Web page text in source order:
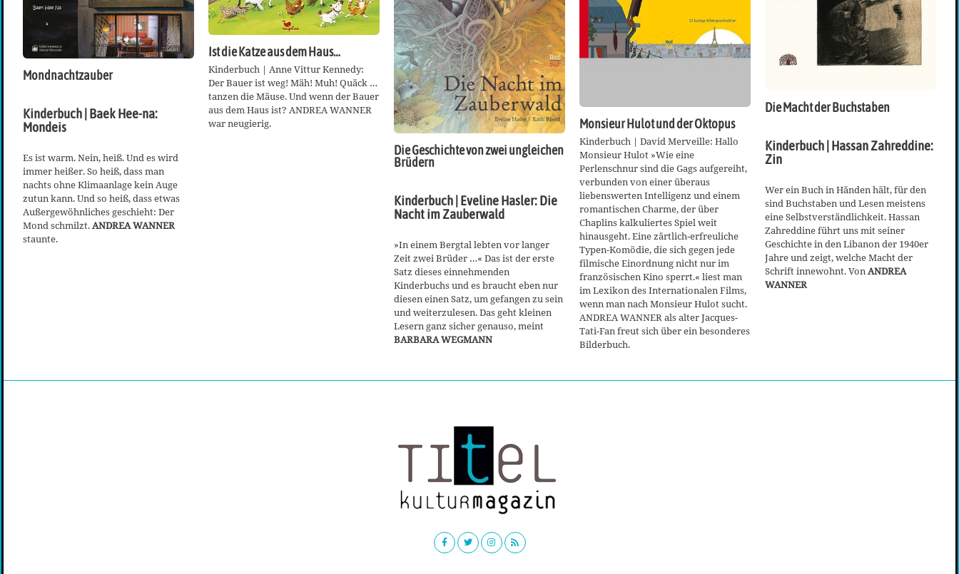
Mondnachtzauber
Kinderbuch | Baek Hee-na:
Mondeis
Es ist warm. Nein, heiß. Und es wird
immer heißer. So heiß, dass man
nachts ohne Klimaanlage kein Auge
zutun kann. Und so heiß, dass etwas
Außergewöhnliches geschieht: Der
Mond schmilzt.ANDREA WANNER
staunte.
Ist die Katze aus dem Haus…
Kinderbuch | Anne Vittur Kennedy:
Der Bauer ist weg! Mäh! Muh! Quäck …
tanzen die Mäuse. Und wenn der Bauer
aus dem Haus ist? ANDREA WANNER
war neugierig.
Die Geschichte von zwei ungleichen
Brüdern
Kinderbuch | Eveline Hasler: Die
Nacht im Zauberwald
»In einem Bergtal lebten vor langer
Zeit zwei Brüder …« Das ist der erste
Satz dieses einnehmenden
Kinderbuchs und es braucht eben nur
diesen einen Satz, um gefangen zu sein
und weiterzulesen. Das geht kleinen
Lesern ganz sicher genauso, meint
BARBARA WEGMANN
Monsieur Hulot und der Oktopus
Kinderbuch | David Merveille: Hallo
Monsieur Hulot »Wie eine
Perlenschnur sind die Gags aufgereiht,
verbunden von einer überaus
liebenswerten Intelligenz und einem
romantischen Charme, der über
Chaplins kalkuliertes Spiel weit
hinausgeht. Eine zärtlich-erfreuliche
Typen-Komödie, die sich gegen jede
filmische Einordnung nicht nur im
französischen Kino sperrt.« liest man
im Lexikon des Internationalen Films,
wenn man nach Monsieur Hulot sucht.
ANDREA WANNER als alter Jacques-
Tati-Fan freut sich über ein besonderes
Bilderbuch.
Die Macht der Buchstaben
Kinderbuch | Hassan Zahreddine:
Zin
Wer ein Buch in Händen hält, für den
sind Buchstaben und Lesen meistens
eine Selbstverständlichkeit. Hassan
Zahreddine führt uns mit seiner
Geschichte in den Libanon der 1940er
Jahre und zeigt, welche Macht der
Schrift innewohnt. VonANDREA
WANNER